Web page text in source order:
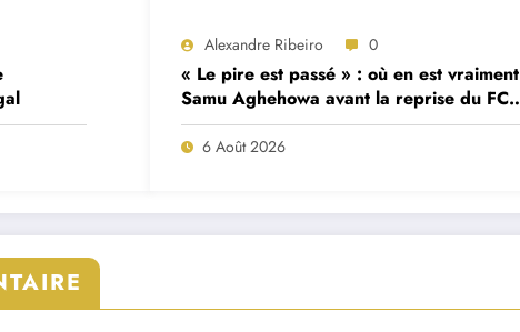
Alexandre Ribeiro 0
« Le pire est passé » : où en est vraiment
Samu Aghehowa avant la reprise du FC
Porto ?
6 Août 2026